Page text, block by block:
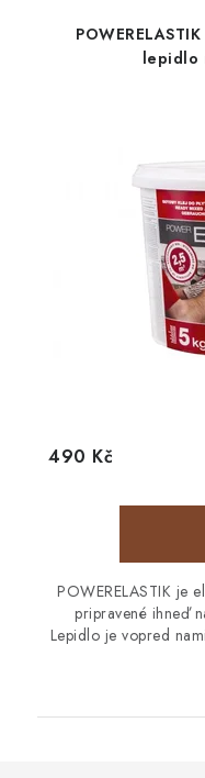
lepidlo
490 Kč
POWERELASTIK je
pripravené ihneď
Lepidlo je vopred